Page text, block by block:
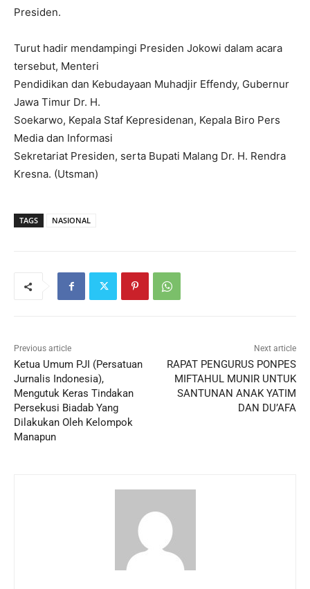
Presiden.
Turut hadir mendampingi Presiden Jokowi dalam acara
tersebut, Menteri
Pendidikan dan Kebudayaan Muhadjir Effendy, Gubernur
Jawa Timur Dr. H.
Soekarwo, Kepala Staf Kepresidenan, Kepala Biro Pers
Media dan Informasi
Sekretariat Presiden, serta Bupati Malang Dr. H. Rendra
Kresna. (Utsman)
TAGS NASIONAL
Previous article
Ketua Umum PJI (Persatuan
Jurnalis Indonesia),
Mengutuk Keras Tindakan
Persekusi Biadab Yang
Dilakukan Oleh Kelompok
Manapun
Next article
RAPAT PENGURUS PONPES
MIFTAHUL MUNIR UNTUK
SANTUNAN ANAK YATIM
DAN DU’AFA